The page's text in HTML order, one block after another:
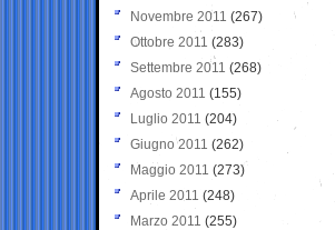
Novembre 2011 (267)
Ottobre 2011 (283)
Settembre 2011 (268)
Agosto 2011 (155)
Luglio 2011 (204)
Giugno 2011 (262)
Maggio 2011 (273)
Aprile 2011 (248)
Marzo 2011 (255)